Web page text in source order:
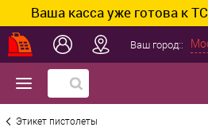
Ваша касса уже готова к ТС
Ваш город::
Этикет пистолеты